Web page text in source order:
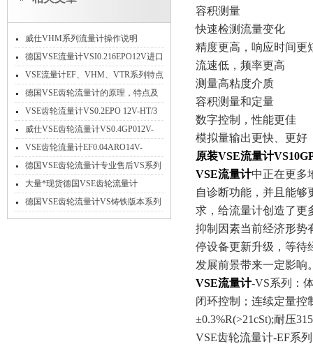
威仕VHM系列流量计操作说明
德国VSE流量计VSI0.216EPO12V进口
*特点介绍
VSE流量计EF、VHM、VTR系列特点
参数及应用
德国VSE齿轮流量计的原理，特点及
应用
VSE齿轮流量计VS0.2EPO 12V-HT/3
高温不锈钢
威仕VSE齿轮流量计VS0.4GP012V-
32N11/X工作原理
VSE齿轮流量计EF0.04ARO14V-
PNP/2免费选型
德国VSE齿轮流量计专业售后VS系列
大量现货
大量*现货德国VSE齿轮流量计
VS4GPO12V-32N11
德国VSE齿轮流量计VS铸铁版本系列
产品参数介绍
容积测量
快速检测流量变化
精度更高，响应时间更
流速低，频率更高
测量高粘度介质
容积测量和定量
数字控制，性能更佳
模拟量输出更快、更好
原装VSE流量计
VSE流量计中正在更多
自诊断功能，并且能够
求，给流量计创造了更
抑制因素当前经济形势
停设备更新升级，等待
发展前景带来一定影响
VSE流量计-VS系列：
闭环控制；连续定量控
±0.3%R(>21cSt);耐压
VSE齿轮流量计-EF系